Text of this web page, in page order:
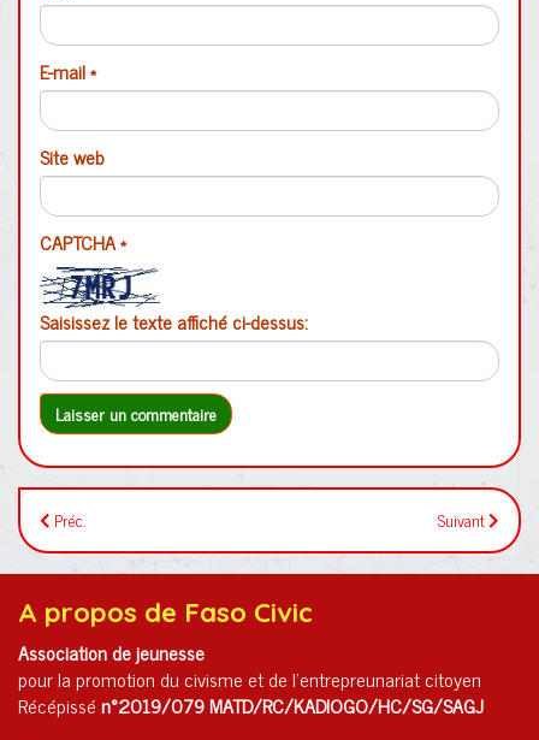
E-mail*
Site web
CAPTCHA*
Saisissez le texte affiché ci-dessus:
Préc. Suivant
A propos de Faso Civic
Association de jeunesse
pour la promotion du civisme et de l'entrepreunariat citoyen
Récépissén°2019/079 MATD/RC/KADIOGO/HC/SG/SAGJ